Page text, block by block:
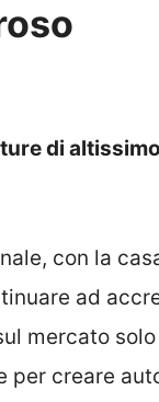
di
con la
ad
mercato
per creare